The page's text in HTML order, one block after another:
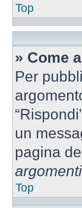
Top
» Come
Per
un
pagina
argomenti
Top